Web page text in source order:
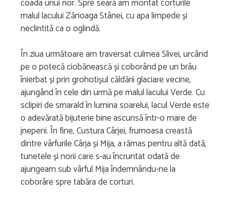
malul lacului Zănoaga Stânei, cu apa limpede și
neclintită ca o oglindă.
În ziua următoare am traversat culmea Slivei, urcând
pe o potecă ciobănească și coborând pe un brâu
înierbat și prin grohotișul căldării glaciare vecine,
ajungând în cele din urmă pe malul lacului Verde. Cu
sclipiri de smarald în lumina soarelui, lacul Verde este
o adevărată bijuterie bine ascunsă într-o mare de
jnepeni. În fine, Custura Cârjei, frumoasa creastă
dintre vârfurile Cârja și Mija, a rămas pentru altă dată,
tunetele și norii care s-au încruntat odată de
ajungeam sub vârful Mija îndemnându-ne la
coborâre spre tabăra de corturi.